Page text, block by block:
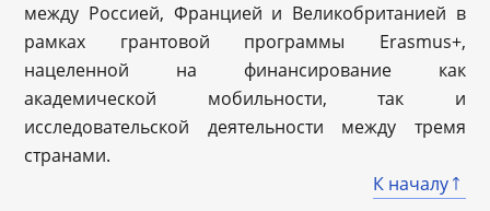
между Россией, Францией и Великобританией в
рамках грантовой программы Erasmus+,
нацеленной на финансирование как
академической мобильности, так и
исследовательской деятельности между тремя
странами.
К началу